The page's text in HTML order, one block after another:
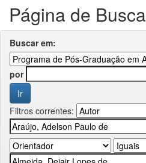
Página de Busca
Buscar em:
por
Filtros correntes: